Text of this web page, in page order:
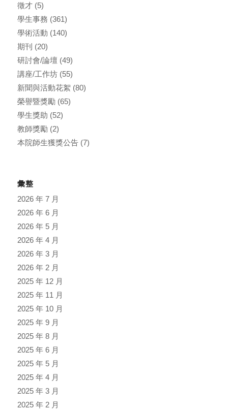
徵才(5)
學生事務 (361)
學術活動 (140)
期刊 (20)
研討會/論壇 (49)
講座/工作坊(55)
新聞與活動花絮 (80)
榮譽暨獎勵(65)
學生獎助 (52)
教師獎勵(2)
本院師生獲獎公告(7)
彙整
2026 年 7 月
2026 年 6 月
2026 年 5 月
2026 年 4 月
2026 年 3 月
2026 年 2 月
2025 年 12 月
2025 年 11 月
2025 年 10 月
2025 年 9 月
2025 年 8 月
2025 年 6 月
2025 年 5 月
2025 年 4 月
2025 年 3 月
2025 年 2 月